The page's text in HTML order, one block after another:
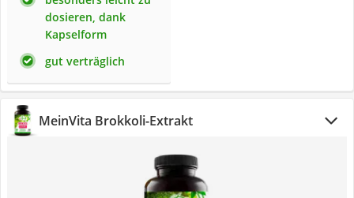
dosieren, dank
Kapselform
gut verträglich
MeinVita Brokkoli-Extrakt